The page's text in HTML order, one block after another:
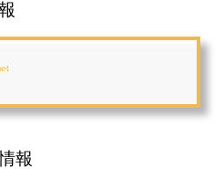
報